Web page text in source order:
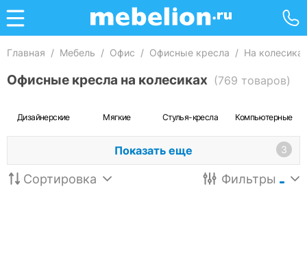
Главная / Мебель / Офис / Офисные кресла / На
Офисные кресла на колесиках (769 товаров)
Дизайнерские Мягкие Стулья-кресла Компьютерные
Показать еще 3
Сортировка Фильтры